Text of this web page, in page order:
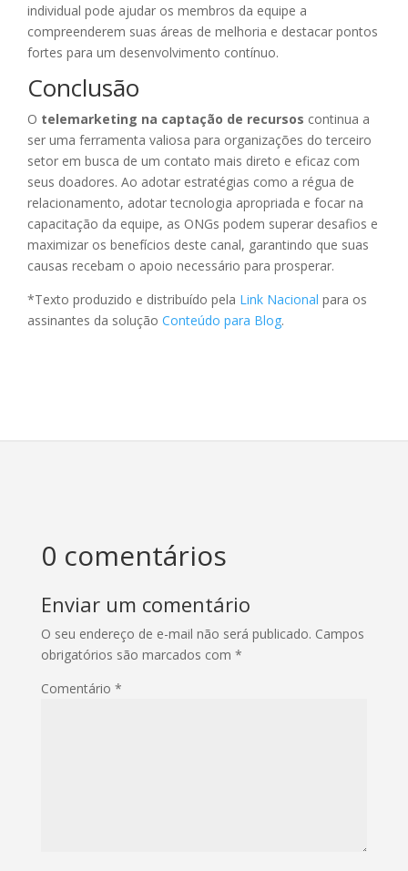
individual pode ajudar os membros da equipe a
compreenderem suas áreas de melhoria e destacar pontos
fortes para um desenvolvimento contínuo.
Conclusão
O telemarketing na captação de recursos continua a
ser uma ferramenta valiosa para organizações do terceiro
setor em busca de um contato mais direto e eficaz com
seus doadores. Ao adotar estratégias como a régua de
relacionamento, adotar tecnologia apropriada e focar na
capacitação da equipe, as ONGs podem superar desafios e
maximizar os benefícios deste canal, garantindo que suas
causas recebam o apoio necessário para prosperar.
*Texto produzido e distribuído pela Link Nacional para os
assinantes da solução Conteúdo para Blog.
0 comentários
Enviar um comentário
O seu endereço de e-mail não será publicado. Campos
obrigatórios são marcados com *
Comentário *